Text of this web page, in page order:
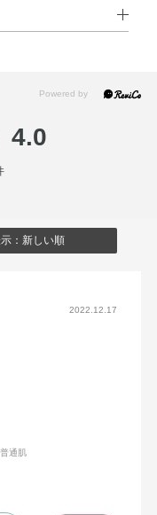
ー葉エキス・
ベンゾン－5・カ
ロゲンジメチコ
料・マイカ・酸化チ
4.0
：新しい順
2022.12.17
普通肌